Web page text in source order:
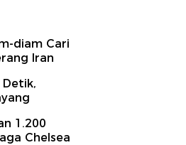
diam Cari
Iran
Detik,
1.200
Chelsea